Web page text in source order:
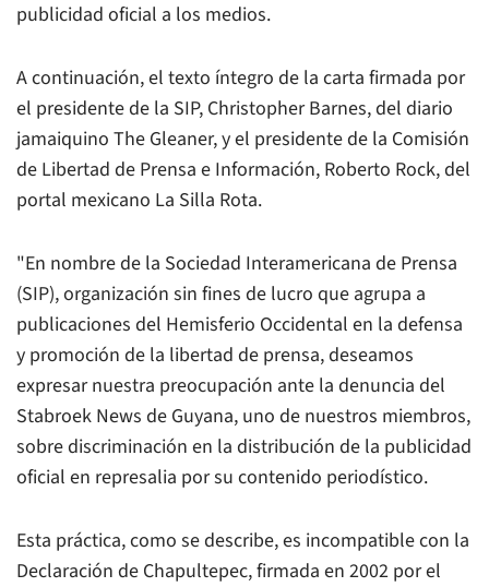
publicidad oficial a los medios.
A continuación, el texto íntegro de la carta firmada por
el presidente de la SIP, Christopher Barnes, del diario
jamaiquino The Gleaner, y el presidente de la Comisión
de Libertad de Prensa e Información, Roberto Rock, del
portal mexicano La Silla Rota.
"En nombre de la Sociedad Interamericana de Prensa
(SIP), organización sin fines de lucro que agrupa a
publicaciones del Hemisferio Occidental en la defensa
y promoción de la libertad de prensa, deseamos
expresar nuestra preocupación ante la denuncia del
Stabroek News de Guyana, uno de nuestros miembros,
sobre discriminación en la distribución de la publicidad
oficial en represalia por su contenido periodístico.
Esta práctica, como se describe, es incompatible con la
Declaración de Chapultepec, firmada en 2002 por el